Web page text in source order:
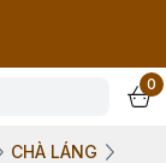
0
CHÀ LÁNG